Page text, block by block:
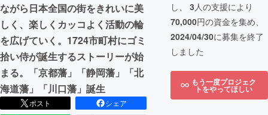
ながら日本全国の街をきれいに美
しく、楽しくカッコよく活動の輪
を広げていく。1724市町村にゴミ
拾い侍が誕生するストーリーが始
まる。「京都藩」「静岡藩」「北
海道藩」「川口藩」誕生
ポスト
シェア
し、 3人の支援により
70,000円の資金を集め、
2024/04/30に募集を終了
しました
もう一度プロジェク
トをやってほしい